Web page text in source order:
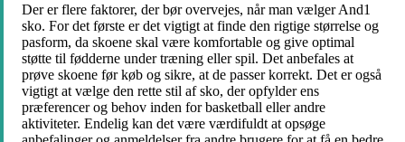
Der er flere faktorer, der bør overvejes, når man vælger And1
sko. For det første er det vigtigt at finde den rigtige størrelse og
pasform, da skoene skal være komfortable og give optimal
støtte til fødderne under træning eller spil. Det anbefales at
prøve skoene før køb og sikre, at de passer korrekt. Det er også
vigtigt at vælge den rette stil af sko, der opfylder ens
præferencer og behov inden for basketball eller andre
aktiviteter. Endelig kan det være værdifuldt at opsøge